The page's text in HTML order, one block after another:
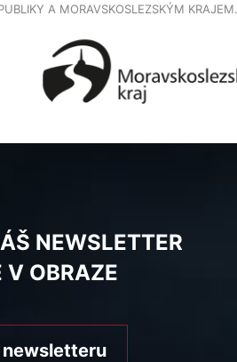
A MORAVSKOSLEZSKÝM KRAJEM.
NEWSLETTER
V OBRAZE
newsletteru